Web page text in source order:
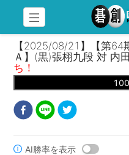
【2025/08/21】【第64
Ａ】(黒)張栩九段 対 内
ち！
100
AI勝率を表示